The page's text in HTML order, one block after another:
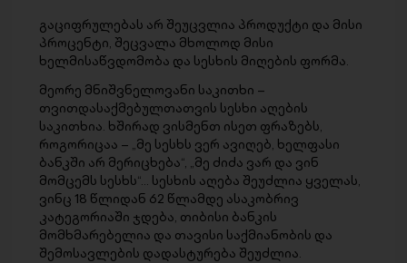
გაციფრულებას არ შეუცვლია პროდუქტი და მისი
პროცენტი, შეცვალა მხოლოდ მისი
ხელმისაწვდომობა და სესხის მიღების ფორმა.
მეორე მნიშვნელოვანი საკითხი –
თვითდასაქმებულთათვის სესხი აღების
საკითხია. ხშირად ვისმენთ ისეთ ფრაზებს,
როგორიცაა – „მე სესხს ვერ ავიღებ, ხელფასი
ბანკში არ მერიცხება“, „მე ძიძა ვარ და ვინ
მომცემს სესხს“… სესხის აღება შეუძლია ყველას,
ვინც 18 წლიდან 62 წლამდე ასაკობრივ
კატეგორიაში ჯდება, თიბისი ბანკის
მომხმარებელია და თავისი საქმიანობის და
შემოსავლების დადასტურება შეუძლია.